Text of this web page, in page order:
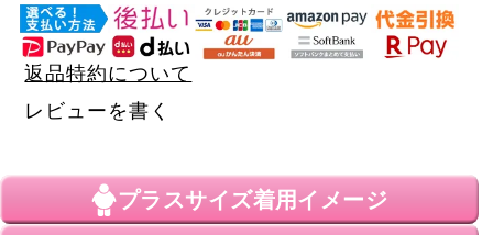
返品特約について
レビューを書く
プラスサイズ着用イメージ